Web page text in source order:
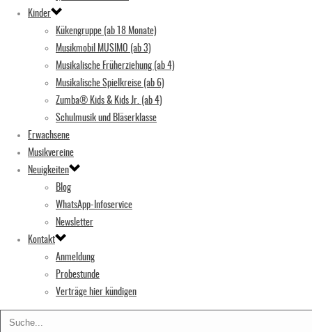
Kinder
Kükengruppe (ab 18 Monate)
Musikmobil MUSIMO (ab 3)
Musikalische Früherziehung (ab 4)
Musikalische Spielkreise (ab 6)
Zumba® Kids & Kids Jr. (ab 4)
Schulmusik und Bläserklasse
Erwachsene
Musikvereine
Neuigkeiten
Blog
WhatsApp-Infoservice
Newsletter
Kontakt
Anmeldung
Probestunde
Verträge hier kündigen